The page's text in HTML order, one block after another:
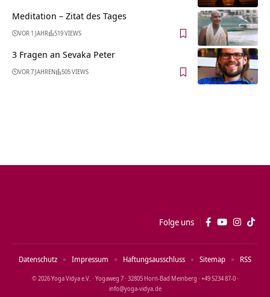
Meditation – Zitat des Tages
VOR 1 JAHR 519 VIEWS
3 Fragen an Sevaka Peter
VOR 7 JAHREN 505 VIEWS
Folge uns
© 2026 Yoga Vidya e.V. · Yogaweg 7 · 32805 Horn‑Bad Meinberg · +49 5234 87‑0 ·
info@yoga‑vidya.de
Datenschutz Impressum Haftungsausschluss Sitemap RSS